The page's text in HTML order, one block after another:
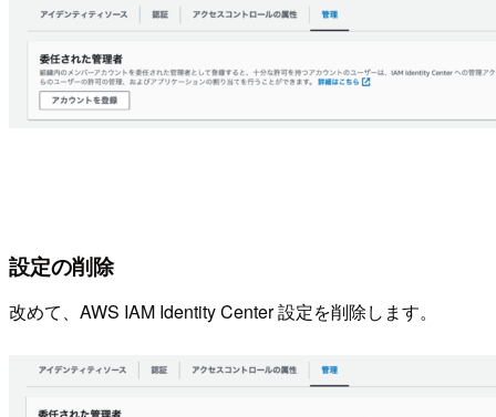
設定の削除
改めて、AWS IAM Identity Center 設定を削除します。